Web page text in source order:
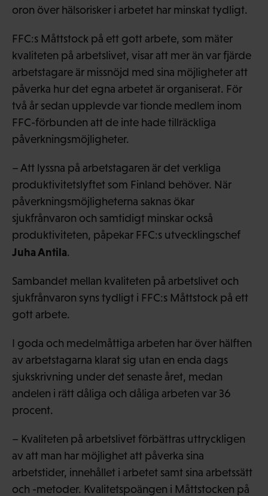
oron över hälsorisker i arbetet har minskat tydligt.
FFC:s Måttstock på ett gott arbete, som mäter
kvaliteten på arbetslivet, visar att mer än var fjärde
arbetstagare är missnöjd med sina möjligheter att
påverka hur det egna arbetet är organiserat. För
två år sedan upplevde var tionde medlem inom
FFC-förbunden att de inte hade tillräckliga
påverkningsmöjligheter.
– Att lyssna på arbetstagaren är det verkliga
produktivitetslyftet som Finland behöver. När
påverkningsmöjligheterna saknas ökar
sjukfrånvaron och samtidigt minskar också
produktiviteten, påpekar FFC:s utvecklingschef
Juha Antila.
Sambandet mellan kvaliteten på arbetslivet och
sjukfrånvaron syns tydligt i FFC:s Måttstock på ett
gott arbete.
I goda och medelmåttiga arbeten har över hälften
av arbetstagarna klarat sig utan en enda dags
sjukskrivning under det senaste året, medan
andelen i rätt dåliga och dåliga arbeten var 36
procent.
– Kvaliteten på arbetslivet förbättras uttryckligen
av att man har möjlighet att påverka sina
arbetstider, innehållet i arbetet samt sina arbetssätt
och -metoder. Kvalitetspoängen i Måttstocken på